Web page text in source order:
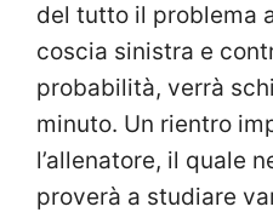
del tutto il problema
coscia sinistra e
probabilità, verrà
minuto. Un rientro
l’allenatore, il quale
proverà a studiare